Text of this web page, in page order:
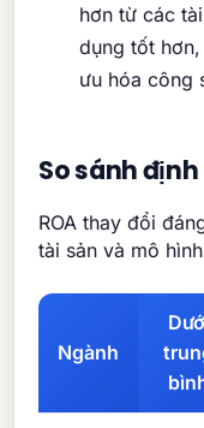
hơn từ các
dụng tốt
ưu hóa công
So sánh
ROA thay đổi
tài sản và mô
Ngành